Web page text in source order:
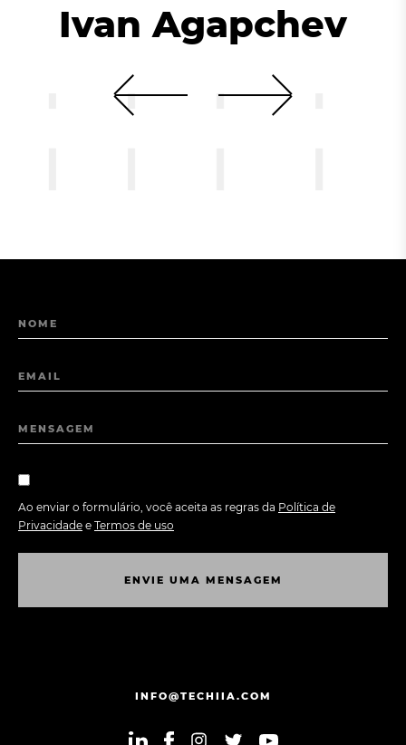
Ivan Agapchev
NOME
EMAIL
MENSAGEM
Ao enviar o formulário, você aceita as regras da Política de
Privacidade e Termos de uso
EN VI E U M A M EN SAGEM
INFO@TECHIIA.COM